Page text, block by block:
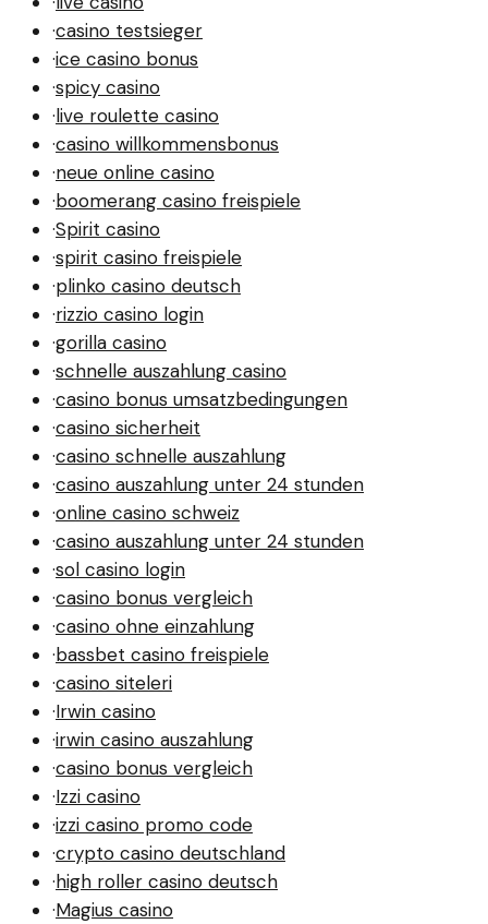
·casino testsieger
·ice casino bonus
·spicy casino
·live roulette casino
·casino willkommensbonus
·neue online casino
·boomerang casino freispiele
·Spirit casino
·spirit casino freispiele
·plinko casino deutsch
·rizzio casino login
·gorilla casino
·schnelle auszahlung casino
·casino bonus umsatzbedingungen
·casino sicherheit
·casino schnelle auszahlung
·casino auszahlung unter 24 stunden
·online casino schweiz
·casino auszahlung unter 24 stunden
·sol casino login
·casino bonus vergleich
·casino ohne einzahlung
·bassbet casino freispiele
·casino siteleri
·Irwin casino
·irwin casino auszahlung
·casino bonus vergleich
·Izzi casino
·izzi casino promo code
·crypto casino deutschland
·high roller casino deutsch
·Magius casino